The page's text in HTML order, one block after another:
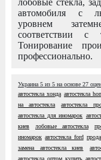
лобовые стекла,
автомобиля с
уровнем
соответствии с
Тонирование
профессионально.
Украина 5 из 5 на основе 27
автостекла хонда автостекла
на автостекла
автостекла
автостекла для иномарок
киев
лобовые автостекла
иномарок автостекла ford
замена автостекла киев
автостекла оптом купить